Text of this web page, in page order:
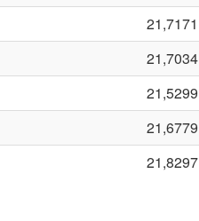
21,7171
21,7034
21,5299
21,6779
21,8297